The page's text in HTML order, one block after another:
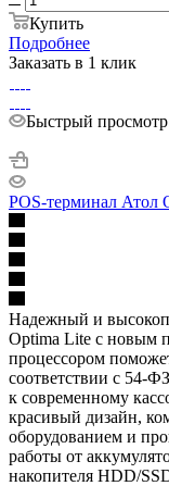
Купить
Подробнее
Заказать в 1 клик
Быстрый просмотр
POS-терминал Атол
Надежный и
Optima Lite с новым
процессором
соответствии с 54-
к современному
красивый дизайн,
оборудованием и
работы от
накопителя HDD/